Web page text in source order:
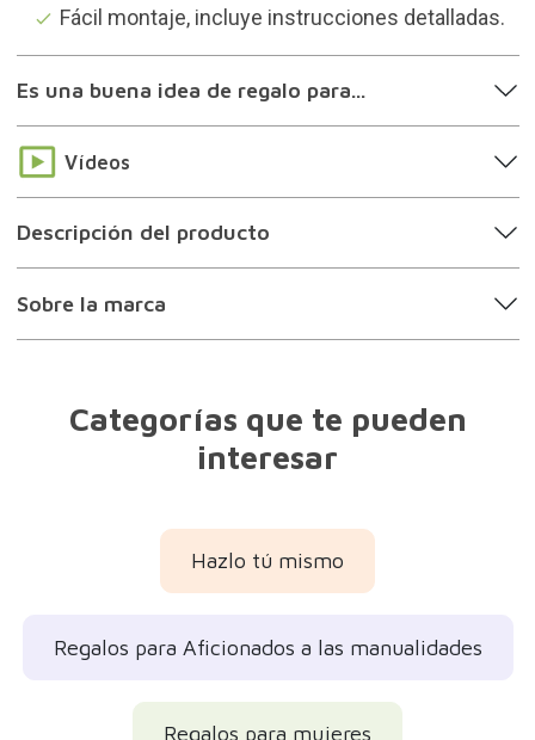
Fácil montaje, incluye instrucciones detalladas.
Es una buena idea de regalo para...
Vídeos
Descripción del producto
Sobre la marca
Categorías que te pueden
interesar
Hazlo tú mismo
Regalos para Aficionados a las manualidades
Regalos para mujeres